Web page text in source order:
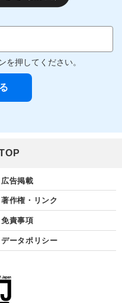
を押してください。
広告掲載
著作権・リンク
免責事項
データポリシー